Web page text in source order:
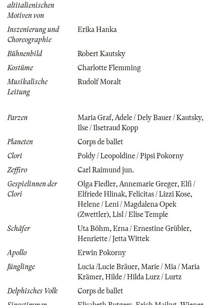
altitalienischen
Motiven von
Inszenierung und
Choreographie
Erika Hanka
Bühnenbild
Robert Kautsky
Kostüme
Charlotte Flemming
Musikalische
Leitung
Rudolf Moralt
Parzen Maria Graf, Adele / Dely Bauer / Kautsky,
Ilse / Ilsetraud Kopp
Planeten
Corps de ballet
Clori
Poldy / Leopoldine / Pipsi Pokorny
Zeffiro
Carl Raimund jun.
Gespielinnen der
Clori
Olga Fiedler, Annemarie Greger, Elfi /
Elfriede Hlinak, Felicitas / Lizzi Kose,
Helene / Leni / Magdalena Opek
(Zwettler), Lisl / Elise Temple
Schäfer
Uta Böhm, Erna / Ernestine Grübler,
Henriette / Jetta Wittek
Apollo
Erwin Pokorny
Jünglinge
Lucia /Lucie Bräuer, Marie / Mia / Maria
Krämer, Hilde / Hilda Lurz / Lurtz
Delphisches Volk
Corps de ballet